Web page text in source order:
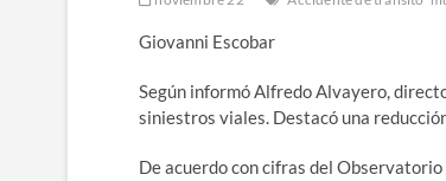
Giovanni Escobar
Según informó Alfredo Alvayero,
siniestros viales. Destacó una
De acuerdo con cifras del